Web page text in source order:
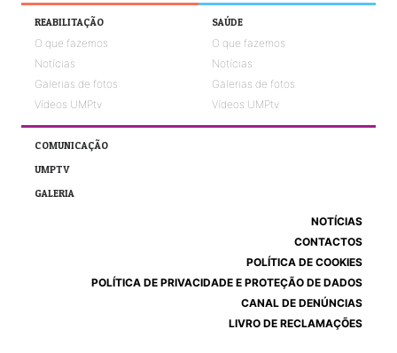
REABILITAÇÃO
O que fazemos
Notícias
Galerias de fotos
Vídeos UMPtv
SAÚDE
O que fazemos
Notícias
Galerias de fotos
Vídeos UMPtv
COMUNICAÇÃO
UMPTV
GALERIA
NOTÍCIAS
CONTACTOS
POLÍTICA DE COOKIES
POLÍTICA DE PRIVACIDADE E PROTEÇÃO DE DADOS
CANAL DE DENÚNCIAS
LIVRO DE RECLAMAÇÕES